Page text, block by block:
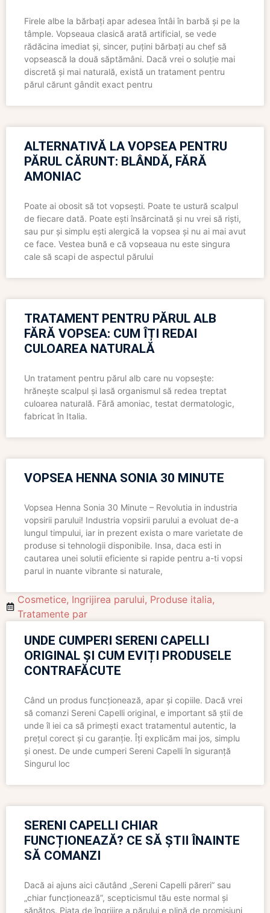
Firele albe la bărbați apar adesea întâi în barbă și pe la
tâmple. Vopseaua clasică arată artificial, se vede
rădăcina imediat și, sincer, puțini bărbați au chef să
vopsească la două săptămâni. Dacă vrei o soluție mai
discretă și mai naturală, există un tratament pentru
părul cărunt gândit exact pentru
ALTERNATIVĂ LA VOPSEA PENTRU
PĂRUL CĂRUNT: BLÂNDĂ, FĂRĂ
AMONIAC
Poate ai obosit să tot vopsești. Poate te ustură scalpul
de fiecare dată. Poate ești însărcinată și nu vrei să riști,
sau pur și simplu ești alergică la vopsea și nu ai mai avut
ce face. Vestea bună e că vopseaua nu este singura
cale să scapi de aspectul părului
TRATAMENT PENTRU PĂRUL ALB
FĂRĂ VOPSEA: CUM ÎȚI REDAI
CULOAREA NATURALĂ
Un tratament pentru părul alb care nu vopsește:
hrănește scalpul și lasă organismul să redea treptat
culoarea naturală. Fără amoniac, testat dermatologic,
fabricat în Italia.
VOPSEA HENNA SONIA 30 MINUTE
Vopsea Henna Sonia 30 Minute – Revolutia in industria
vopsirii parului! Industria vopsirii parului a evoluat de-a
lungul timpului, iar in prezent exista o mare varietate de
produse si tehnologii disponibile. Insa, daca esti in
cautarea unei solutii eficiente si rapide pentru a-ti vopsi
parul in nuante vibrante si naturale,
Cosmetice, Ingrijirea parului, Produse italia,
Tratamente par
UNDE CUMPERI SERENI CAPELLI
ORIGINAL ȘI CUM EVIȚI PRODUSELE
CONTRAFĂCUTE
Când un produs funcționează, apar și copiile. Dacă vrei
să comanzi Sereni Capelli original, e important să știi de
unde îl iei ca să primești exact tratamentul autentic, la
prețul corect și cu garanție. Îți explicăm mai jos, simplu
și onest. De unde cumperi Sereni Capelli în siguranță
Singurul loc
SERENI CAPELLI CHIAR
FUNCȚIONEAZĂ? CE SĂ ȘTII ÎNAINTE
SĂ COMANZI
Dacă ai ajuns aici căutând „Sereni Capelli păreri” sau
„chiar funcționează”, scepticismul tău este normal și
sănătos. Piața de îngrijire a părului e plină de promisiuni